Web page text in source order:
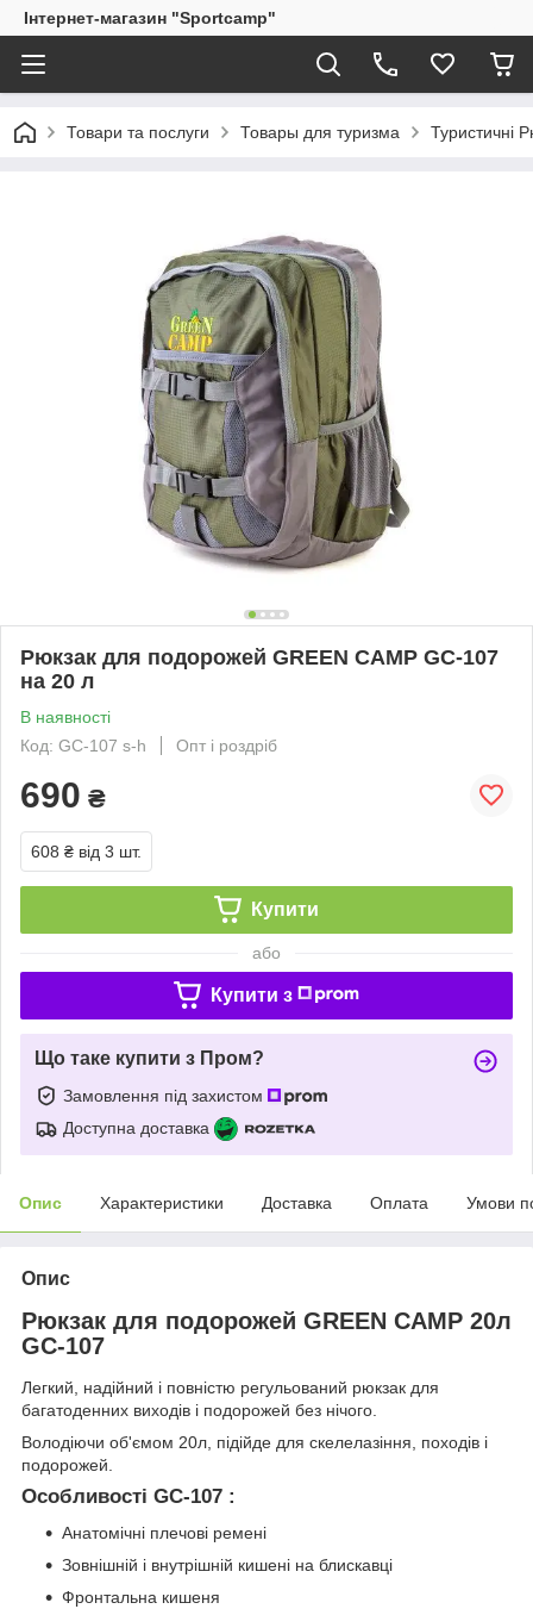
Інтернет-магазин "Sportcamp"
Товари та послуги Товары для туризма Туристичні
Рюкзак для подорожей GREEN CAMP GC-107
на 20 л
В наявності
Код: GC-107 s-h
Опт і роздріб
690 ₴
608 ₴ від 3 шт.
Купити
або
Купити з
Що таке купити з Пром?
Замовлення під захистом
Доступна доставка
Опис Характеристики Доставка Оплата Умови
Опис
Рюкзак для подорожей GREEN CAMP 20л
GC-107
Легкий, надійний і повністю регульований рюкзак для
багатоденних виходів і подорожей без нічого.
Володіючи об'ємом 20л, підійде для скелелазіння, походів і
подорожей.
Особливості GC-107 :
Анатомічні плечові ремені
Зовнішній і внутрішній кишені на блискавці
Фронтальна кишеня